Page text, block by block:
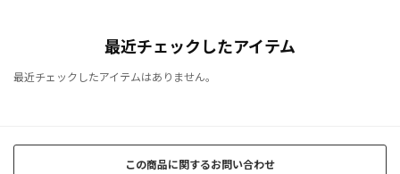
最近チェックしたアイテム
最近チェックしたアイテムはありません。
この商品に関するお問い合わせ